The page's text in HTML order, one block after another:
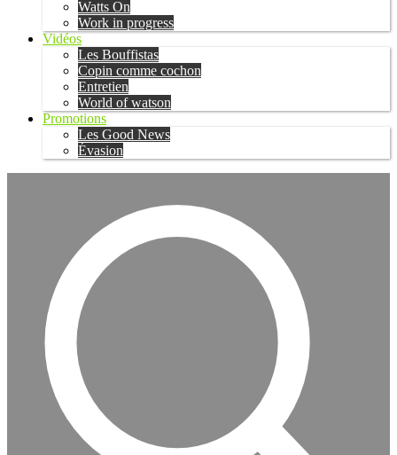
Watts On
Work in progress
Vidéos
Les Bouffistas
Copin comme cochon
Entretien
World of watson
Promotions
Les Good News
Évasion